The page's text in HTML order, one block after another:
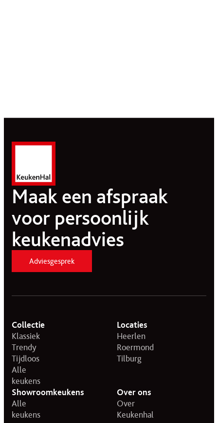
Maak een afspraak
voor persoonlijk
keukenadvies
Adviesgesprek
Collectie
Klassiek
Trendy
Tijdloos
Alle
keukens
Locaties
Heerlen
Roermond
Tilburg
Showroomkeukens
Alle
keukens
Over ons
Over
Keukenhal